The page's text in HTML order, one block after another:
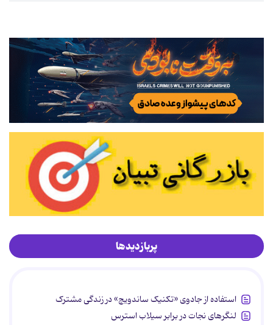
پربازدیدها
استفاده از جادوی «تکنیک ساندویچ» در زندگی مشترک
لنگرهای نجات در برابر سیلاب استرس